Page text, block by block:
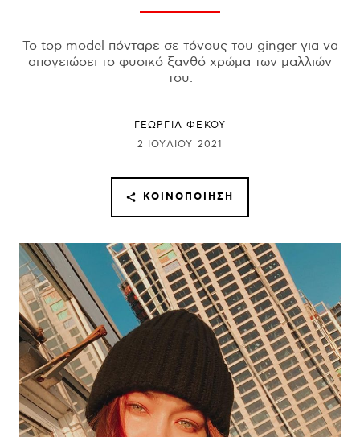
Το top model πόνταρε σε τόνους του ginger για να
απογειώσει το φυσικό ξανθό χρώμα των μαλλιών
του.
ΓΕΩΡΓΙΑ ΦΕΚΟΥ
2 ΙΟΥΛΊΟΥ 2021
ΚΟΙΝΟΠΟΊΗΣΗ